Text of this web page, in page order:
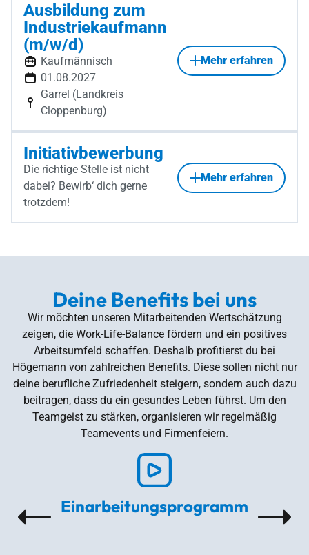
Ausbildung zum
Industriekaufmann
(m/w/d)
Kaufmännisch
01.08.2027
Garrel (Landkreis
Cloppenburg)
Mehr erfahren
Initiativbewerbung
Die richtige Stelle ist nicht
dabei? Bewirb‘ dich gerne
trotzdem!
Mehr erfahren
Deine Benefits bei uns
Wir möchten unseren Mitarbeitenden Wertschätzung
zeigen, die Work-Life-Balance fördern und ein positives
Arbeitsumfeld schaffen. Deshalb profitierst du bei
Högemann von zahlreichen Benefits. Diese sollen nicht nur
deine berufliche Zufriedenheit steigern, sondern auch dazu
beitragen, dass du ein gesundes Leben führst. Um den
Teamgeist zu stärken, organisieren wir regelmäßig
Teamevents und Firmenfeiern.
Einarbeitungsprogramm